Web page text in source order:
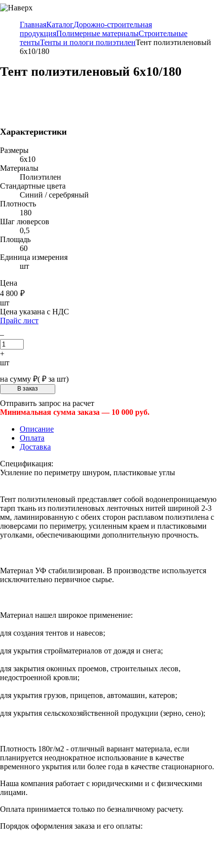
ГлавнаяКаталогДорожно-строительная
продукцияПолимерные материалыСтроительные
тентыТенты и пологи полиэтиленТент полиэтиленовый
6х10/180
Тент полиэтиленовый 6х10/180
Характеристики
Размеры
6х10
Материалы
Полиэтилен
Стандартные цвета
Синий / серебряный
Плотность
180
Шаг люверсов
0,5
Площадь
60
Единица измерения
шт
Цена
4 800 ₽
шт
Цена указана с НДС
Прайс лист
–
+
шт
на сумму ₽( ₽ за шт)
Отправить запрос на расчет
Минимальная сумма заказа — 10 000 руб.
Описание
Оплата
Доставка
Спецификация:
Усиление по периметру шнуром, пластиковые углы
Тент полиэтиленовый представляет собой водонепроницаемую
тарп ткань из полиэтиленовых ленточных нитей шириной 2-3
мм, ламинированную с обеих сторон расплавом полиэтилена с
люверсами по периметру, усиленным краем и пластиковыми
уголками, обеспечивающими дополнительную прочность.
Материал УФ стабилизирован. В производстве используется
исключительно первичное сырье.
Материал нашел широкое применение:
для создания тентов и навесов;
для укрытия стройматериалов от дождя и снега;
для закрытия оконных проемов, строительных лесов,
недостроенной кровли;
для укрытия грузов, прицепов, автомашин, катеров;
для укрытия сельскохозяйственной продукции (зерно, сено);
Плотность 180г/м2 - отличный вариант материала, если
планируется неоднократное использование в качестве
временного укрытия или более года в качестве стационарного.
Наша компания работает с юридическими и с физическими
лицами.
Оплата принимается только по безналичному расчету.
Порядок оформления заказа и его оплаты: